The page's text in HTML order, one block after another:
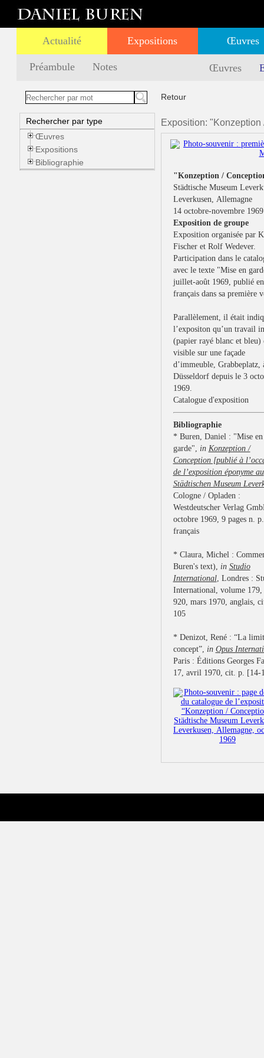
Actualité Expositions Œuvres
Préambule Notes Œuvres
Rechercher par type
Œuvres
Expositions
Bibliographie
Retour
Exposition: "Konzeption
"Konzeption /
Städtische Museum
Leverkusen, Allemagne
14 octobre-novembre 1969
Exposition de groupe
Exposition organisée par
Fischer et Rolf Wedever.
Participation dans le
avec le texte "Mise en
juillet-août 1969, publié en
français dans sa première
Parallèlement, il était
l’expositon qu’un travail
(papier rayé blanc et bleu)
visible sur une façade
d’immeuble, Grabbeplatz,
Düsseldorf depuis le 3
1969.
Catalogue d'exposition
Bibliographie
* Buren, Daniel : "Mise en
garde", in Konzeption /
Conception [publié à
de l’exposition éponyme au
Städtischen Museum
Cologne / Opladen :
Westdeutscher Verlag
octobre 1969, 9 pages n.
français
* Claura, Michel :
Buren's text), in Studio
International, Londres :
International, volume 179,
920, mars 1970, anglais,
105
* Denizot, René : “La
concept”, in Opus
Paris : Éditions Georges
17, avril 1970, cit. p. [14-